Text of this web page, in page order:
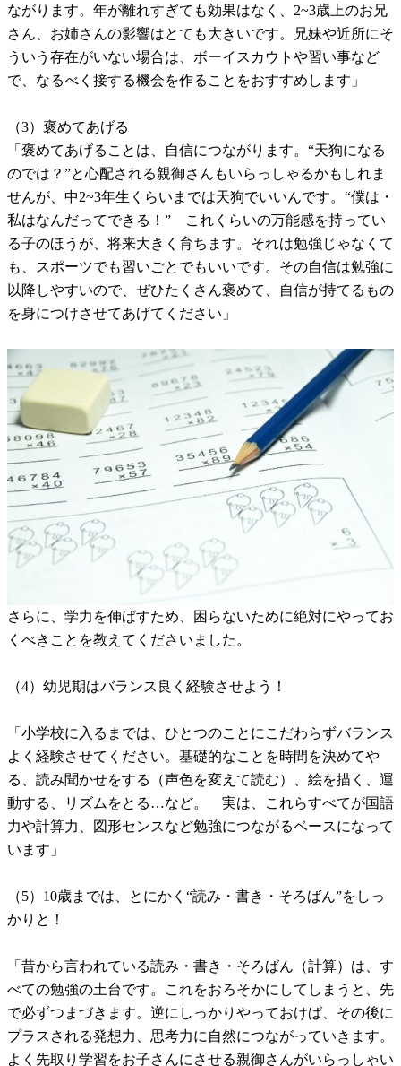
ながります。年が離れすぎても効果はなく、2~3歳上のお兄
さん、お姉さんの影響はとても大きいです。兄妹や近所にそ
ういう存在がいない場合は、ボーイスカウトや習い事など
で、なるべく接する機会を作ることをおすすめします」
（3）褒めてあげる
「褒めてあげることは、自信につながります。“天狗になる
のでは？”と心配される親御さんもいらっしゃるかもしれま
せんが、中2~3年生くらいまでは天狗でいいんです。“僕は・
私はなんだってできる！” これくらいの万能感を持ってい
る子のほうが、将来大きく育ちます。それは勉強じゃなくて
も、スポーツでも習いごとでもいいです。その自信は勉強に
以降しやすいので、ぜひたくさん褒めて、自信が持てるもの
を身につけさせてあげてください」
さらに、学力を伸ばすため、困らないために絶対にやってお
くべきことを教えてくださいました。
（4）幼児期はバランス良く経験させよう！
「小学校に入るまでは、ひとつのことにこだわらずバランス
よく経験させてください。基礎的なことを時間を決めてや
る、読み聞かせをする（声色を変えて読む）、絵を描く、運
動する、リズムをとる…など。 実は、これらすべてが国語
力や計算力、図形センスなど勉強につながるベースになって
います」
（5）10歳までは、とにかく“読み・書き・そろばん”をしっ
かりと！
「昔から言われている読み・書き・そろばん（計算）は、す
べての勉強の土台です。これをおろそかにしてしまうと、先
で必ずつまづきます。逆にしっかりやっておけば、その後に
プラスされる発想力、思考力に自然につながっていきます。
よく先取り学習をお子さんにさせる親御さんがいらっしゃい